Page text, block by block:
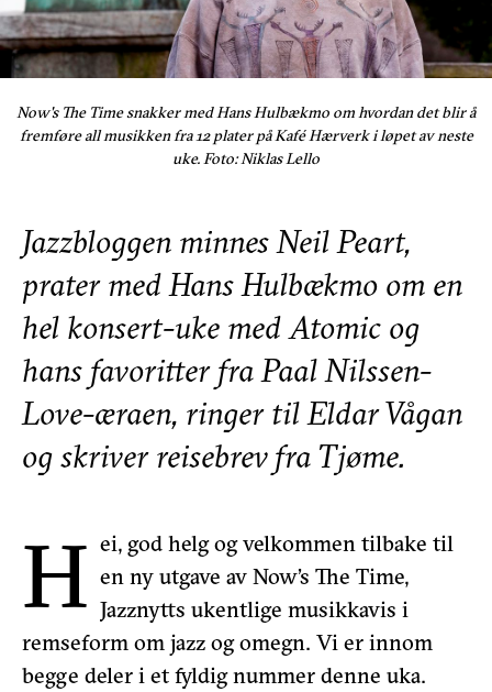
Now's The Time snakker med Hans Hulbækmo om hvordan det blir å
fremføre all musikken fra 12 plater på Kafé Hærverk i løpet av neste
uke. Foto: Niklas Lello
Jazzbloggen minnes Neil Peart,
prater med Hans Hulbækmo om en
hel konsert-uke med Atomic og
hans favoritter fra Paal Nilssen-
Love-æraen, ringer til Eldar Vågan
og skriver reisebrev fra Tjøme.
H ei, god helg og velkommen tilbake til
en ny utgave av Now’s The Time,
Jazznytts ukentlige musikkavis i
remseform om jazz og omegn. Vi er innom
begge deler i et fyldig nummer denne uka.